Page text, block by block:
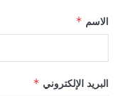
الاسم *
البريد الإلكتروني *